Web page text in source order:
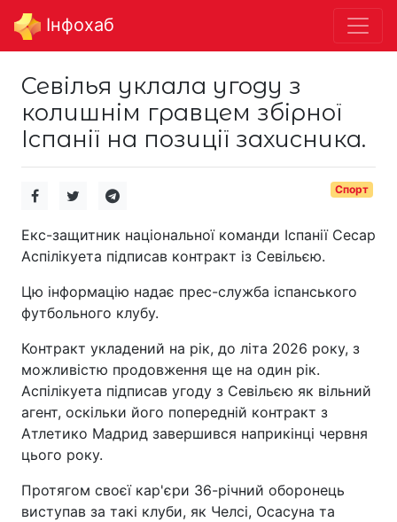
Інфохаб
Севілья уклала угоду з
колишнім гравцем збірної
Іспанії на позиції захисника.
Спорт
Екс-защитник національної команди Іспанії Сесар
Аспілікуета підписав контракт із Севільєю.
Цю інформацію надає прес-служба іспанського
футбольного клубу.
Контракт укладений на рік, до літа 2026 року, з
можливістю продовження ще на один рік.
Аспілікуета підписав угоду з Севільєю як вільний
агент, оскільки його попередній контракт з
Атлетико Мадрид завершився наприкінці червня
цього року.
Протягом своєї кар'єри 36-річний оборонець
виступав за такі клуби, як Челсі, Осасуна та